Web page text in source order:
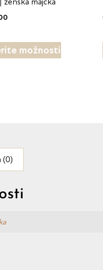
možnosti
(0)